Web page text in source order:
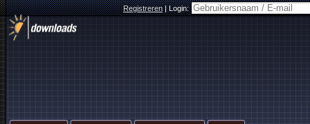
Registreren|Login: